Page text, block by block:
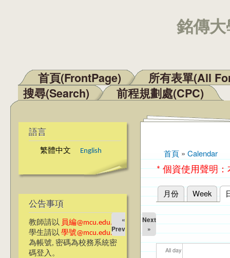
銘傳
主選單
首頁(FrontPage)
所有表單(All
搜尋(Search)
前程規劃處(CPC)
語言
繁體中文 English
公告事項
教師請以 員編@mcu.edu.tw
學生請以 學號@mcu.edu.tw
為帳號, 密碼為校務系統密
碼登入。
您在這裡
首頁 » Calendar
* 個資使用聲明
主要索引標籤
月份 Week
«
Prev
Next
»
All day